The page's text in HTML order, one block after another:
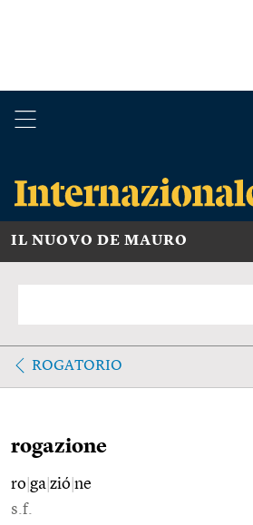
IL NUOVO DE MAURO
ROGATORIO
rogazione
ro ga zió ne
s.f.